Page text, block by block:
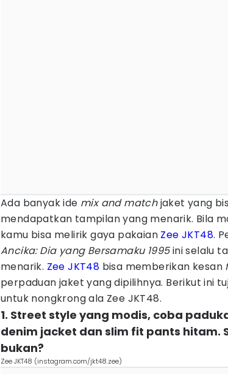
Ada banyak ide mix and matchjaket yang
mendapatkan tampilan yang menarik. Bila
kamu bisa melirik gaya pakaian Zee JKT48.
Ancika: Dia yang Bersamaku 1995ini selalu
menarik. Zee JKT48 bisa memberikan kesan
perpaduan jaket yang dipilihnya. Berikut ini
untuk nongkrong ala Zee JKT48.
1. Street style yang modis, coba
denim jacket dan slim fit pants hitam.
bukan?
Zee JKT48 (instagram.com/jkt48.zee)